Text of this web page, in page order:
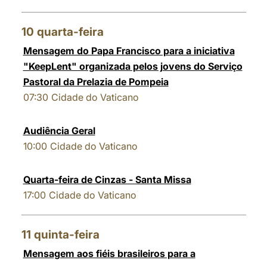
10 quarta-feira
Mensagem do Papa Francisco para a iniciativa
"KeepLent" organizada pelos jovens do Serviço
Pastoral da Prelazia de Pompeia
07:30 Cidade do Vaticano
Audiência Geral
10:00 Cidade do Vaticano
Quarta-feira de Cinzas - Santa Missa
17:00 Cidade do Vaticano
11 quinta-feira
Mensagem aos fiéis brasileiros para a